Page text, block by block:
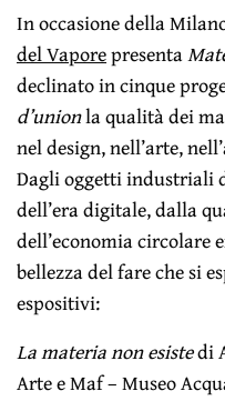
In occasione della
del Vaporepresenta
declinato in cinque
d’unionla qualità dei
nel design, nell’arte,
Dagli oggetti industriali
dell’era digitale, dalla
dell’economia circolare
bellezza del fare che si
espositivi:
La materia non esistedi
Arte e Maf – Museo